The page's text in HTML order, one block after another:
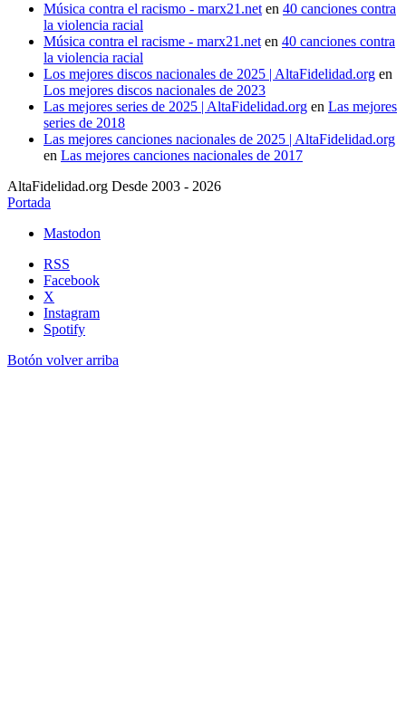
Música contra el racismo - marx21.neten 40 canciones contra
la violencia racial
Música contra el racisme - marx21.neten 40 canciones contra
la violencia racial
Los mejores discos nacionales de 2025 | AltaFidelidad.org en
Los mejores discos nacionales de 2023
Las mejores series de 2025 | AltaFidelidad.org en Las mejores
series de 2018
Las mejores canciones nacionales de 2025 | AltaFidelidad.org
en Las mejores canciones nacionales de 2017
AltaFidelidad.org Desde 2003 - 2026
Portada
Mastodon
RSS
Facebook
X
Instagram
Spotify
Botón volver arriba